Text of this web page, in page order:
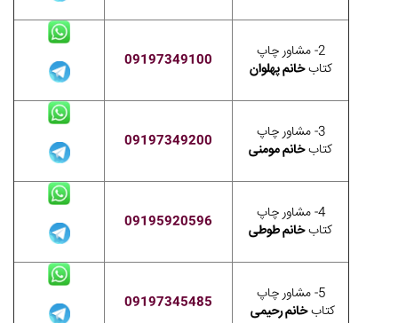
2- مشاور چاپ
کتابخانم پهلوان 09197349100
3- مشاور چاپ
کتابخانم مومنی 09197349200
4- مشاور چاپ
کتابخانم طوطی 09195920596
5- مشاور چاپ
کتابخانم رحیمی 09197345485